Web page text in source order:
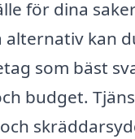
för dina
alternativ kan
som bäst
budget.